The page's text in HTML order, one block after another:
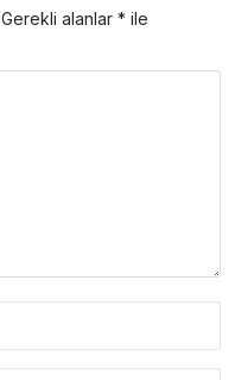
Gerekli alanlar * ile